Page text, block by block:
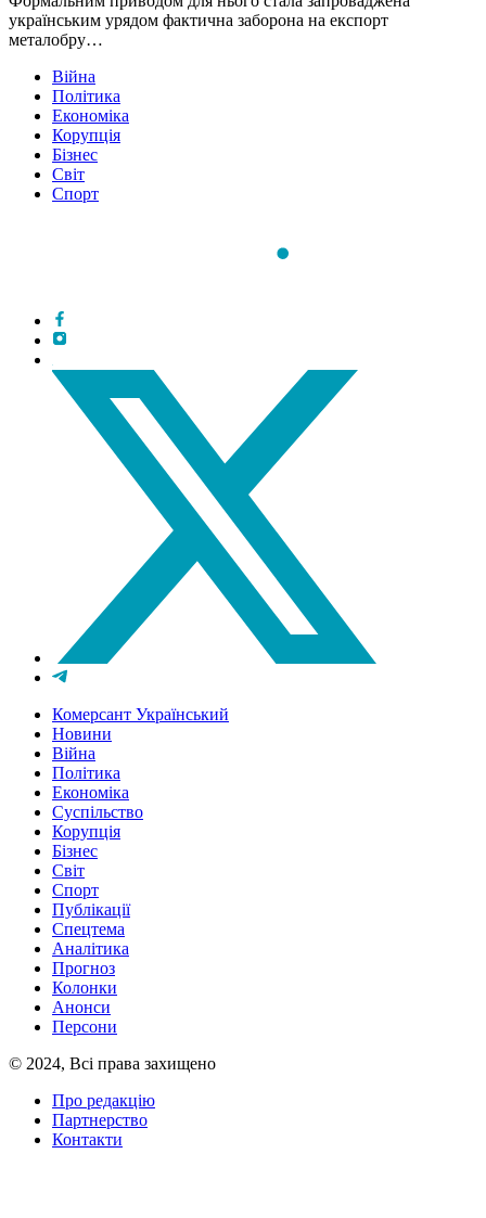
українським урядом фактична заборона на експорт
металобру…
Війна
Політика
Економіка
Корупція
Бізнес
Світ
Спорт
Комерсант Український
Новини
Війна
Політика
Економіка
Суспільство
Корупція
Бізнес
Світ
Спорт
Публікації
Спецтема
Аналітика
Прогноз
Колонки
Анонси
Персони
© 2024, Всі права захищено
Про редакцію
Партнерство
Контакти